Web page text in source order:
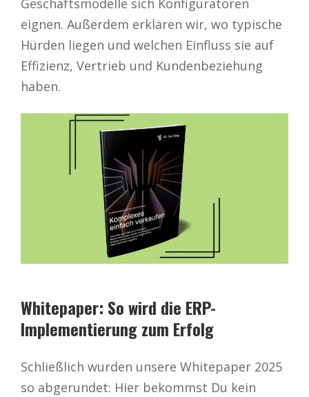
Geschäftsmodelle sich Konfiguratoren
eignen. Außerdem erklären wir, wo typische
Hürden liegen und welchen Einfluss sie auf
Effizienz, Vertrieb und Kundenbeziehung
haben.
Whitepaper: So wird die ERP-
Implementierung zum Erfolg
Schließlich wurden unsere Whitepaper 2025
so abgerundet: Hier bekommst Du kein